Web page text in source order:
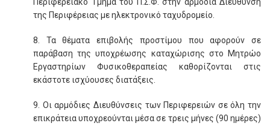
της Περιφέρειας με ηλεκτρονικό ταχυδρομείο.
8. Τα θέματα επιβολής προστίμου που αφορούν σε
παράβαση της υποχρέωσης καταχώρισης στο Μητρώο
Εργαστηρίων Φυσικοθεραπείας καθορίζονται στις
εκάστοτε ισχύουσες διατάξεις.
9. Οι αρμόδιες Διευθύνσεις των Περιφερειών σε όλη την
επικράτεια υποχρεούνται μέσα σε τρεις μήνες (90 ημέρες)